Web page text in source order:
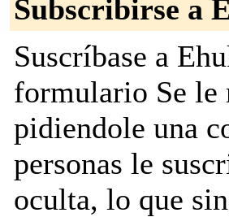
Subscribirse a
Suscríbase a
formulario Se le
pidiendole una
personas le
oculta, lo que